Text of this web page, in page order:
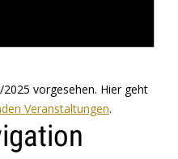
vorgesehen. Hier geht
Veranstaltungen.